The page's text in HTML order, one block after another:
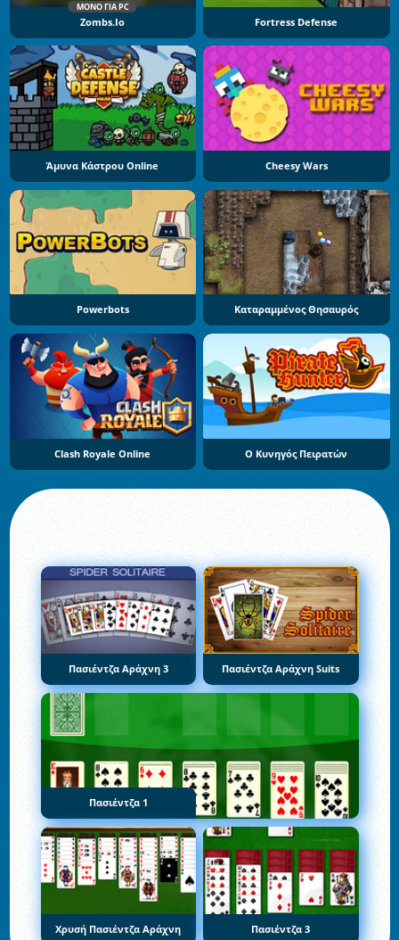
ΜΌΝΟ ΓΙΑ PC
Zombs.io Fortress Defense
Άμυνα Κάστρου Online Cheesy Wars
Powerbots Καταραμμένος Θησαυρός
Clash Royale Online Ο Κυνηγός Πειρατών
Πασιέντζα Αράχνη 3 Πασιέντζα Αράχνη Suits
Πασιέντζα 1
Χρυσή Πασιέντζα Αράχνη Πασιέντζα 3